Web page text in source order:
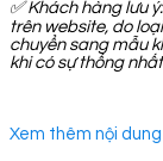
✅Khách hàng lưu
trên website, do
chuyển sang mẫu
khi có sự thống
Xem thêm nội dung